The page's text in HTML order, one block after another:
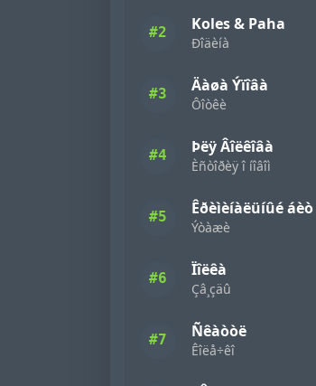
#2 Koles & Paha
Ðîäèíà
#3 Äàøà Ýïîâà
Ôîòêè
#4 Þëÿ Âîëêîâà
Èñòîðèÿ î íîâîì
#5 Êðèìèíàëüíûé áèò
Ýòàæè
#6 Ïîëêà
Çâ¸çäû
#7 Ñêàòòë
Êîëå÷êî